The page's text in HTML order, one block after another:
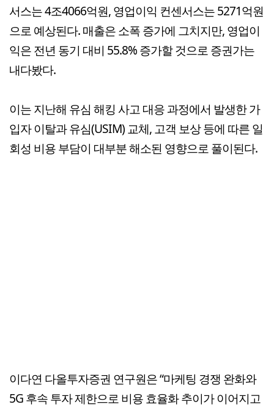
서스는 4조4066억원, 영업이익 컨센서스는 5271억원
으로 예상된다. 매출은 소폭 증가에 그치지만, 영업이
익은 전년 동기 대비 55.8% 증가할 것으로 증권가는
내다봤다.
이는 지난해 유심 해킹 사고 대응 과정에서 발생한 가
입자 이탈과 유심(USIM) 교체, 고객 보상 등에 따른 일
회성 비용 부담이 대부분 해소된 영향으로 풀이된다.
이다연 다올투자증권 연구원은 “마케팅 경쟁 완화와
5G 후속 투자 제한으로 비용 효율화 추이가 이어지고